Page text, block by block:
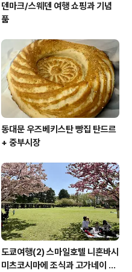
덴마크/스웨덴 여행 쇼핑과 기념
품
동대문 우즈베키스탄 빵집 탄드르
+ 중부시장
도쿄여행(2) 스마일호텔 니혼바시
미츠코시마에 조식과 고가네이 공